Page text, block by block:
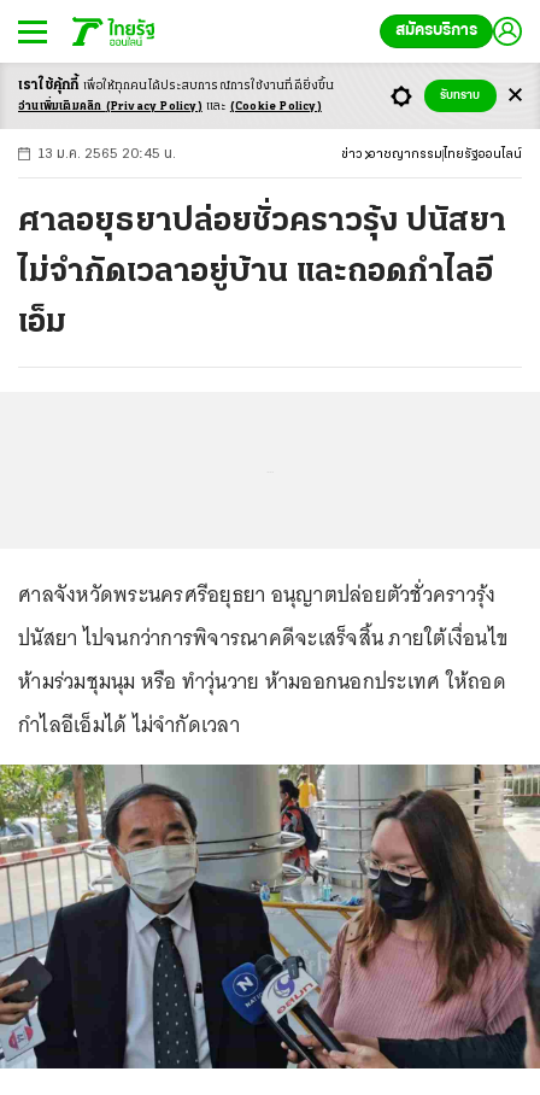
สมัครบริการ
-ก ก ก+
13 ม.ค. 2565 20:45 น. ข่าว อาชญากรรม ไทยรัฐออนไลน์
ศาลอยุธยาปล่อยชั่วคราวรุ้ง ปนัสยา
ไม่จำกัดเวลาอยู่บ้าน และถอดกำไลอี
เอ็ม
ศาลจังหวัดพระนครศรีอยุธยา อนุญาตปล่อยตัวชั่วคราวรุ้ง
ปนัสยา ไปจนกว่าการพิจารณาคดีจะเสร็จสิ้น ภายใต้เงื่อนไข
ห้ามร่วมชุมนุม หรือ ทำวุ่นวาย ห้ามออกนอกประเทศ ให้ถอด
กำไลอีเอ็มได้ ไม่จำกัดเวลา
เราใช้คุ้กกี้ เพื่อให้ทุกคนได้ประสบการณ์การใช้งานที่ดียิ่งขึ้น
อ่านเพิ่มเติมคลิก (Privacy Policy) และ (Cookie Policy)
รับทราบ